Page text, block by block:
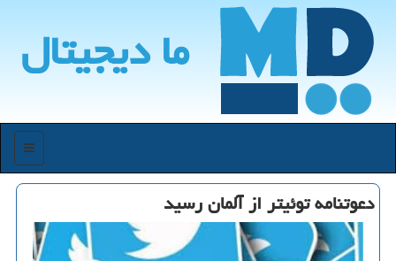
ما دیجیتال
منو
دعوتنامه توئیتر از آلمان رسید